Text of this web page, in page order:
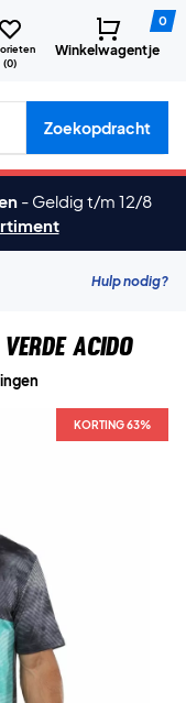
(0)
0
Winkelwagentje
etc.
Zoekopdracht
- Geldig t/m 12/8
Hulp nodig?
Acido
KORTING 63%
KORTING 63%
KORTING 63%